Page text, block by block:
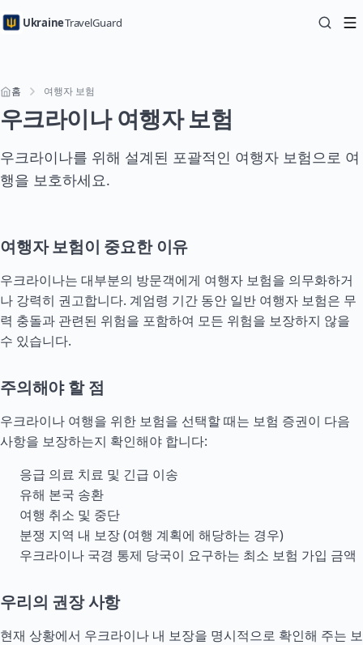
UkraineTravelGuard
홈 여행자 보험
우크라이나 여행자 보험
우크라이나를 위해 설계된 포괄적인 여행자 보험으로 여
행을 보호하세요.
여행자 보험이 중요한 이유
우크라이나는 대부분의 방문객에게 여행자 보험을 의무화하거
나 강력히 권고합니다. 계엄령 기간 동안 일반 여행자 보험은 무
력 충돌과 관련된 위험을 포함하여 모든 위험을 보장하지 않을
수 있습니다.
주의해야 할 점
우크라이나 여행을 위한 보험을 선택할 때는 보험 증권이 다음
사항을 보장하는지 확인해야 합니다:
응급 의료 치료 및 긴급 이송
유해 본국 송환
여행 취소 및 중단
분쟁 지역 내 보장 (여행 계획에 해당하는 경우)
우크라이나 국경 통제 당국이 요구하는 최소 보험 가입 금액
우리의 권장 사항
현재 상황에서 우크라이나 내 보장을 명시적으로 확인해 주는 보